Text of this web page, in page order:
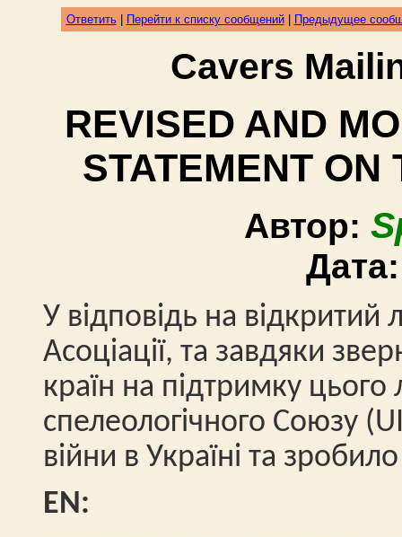
Ответить| Перейти к списку сообщений| Предыдущее
Cavers
REVISED AND
STATEMENT ON
Автор:
У відповідь на відкритий
Асоціації, та завдяки
країн на підтримку
спелеологічного Союзу (
війни в Україні та
EN: